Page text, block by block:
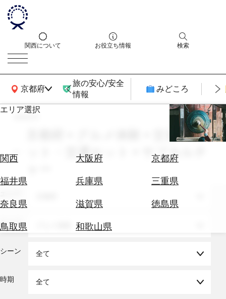
関西について お役立ち情報 検索
京都府
関西広域MAP
旅の安心/安全
情報
みどころ
エリア選択
関西 大阪府
京都府
福井県
兵庫県
三重県
奈良県
滋賀県
徳島県
鳥取県
和歌山県
エ
券
テ
を
search
京都府 × グルメ体験 × 交通チケ
ット・交通セット × サブカルチ
テーマ
シーン 全て
時期 全て